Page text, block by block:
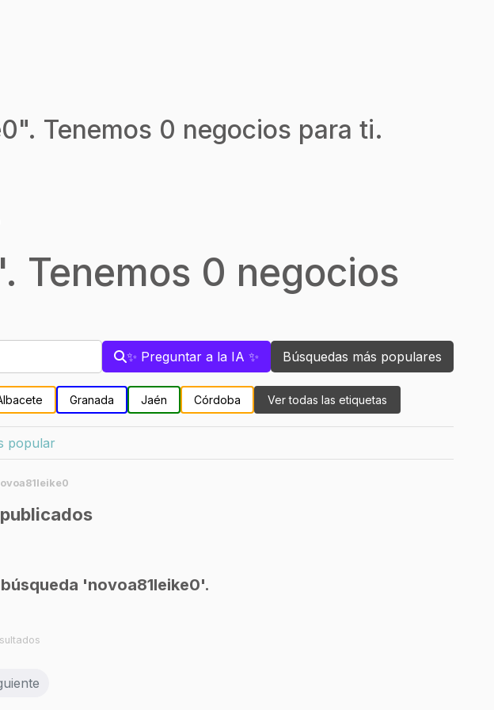
". Tenemos 0 negocios para ti.
Tenemos 0 negocios
✨ Preguntar a la IA ✨ Búsquedas más populares
Granada Jaén Córdoba Ver todas las etiquetas
popular
'novoa81leike0'.